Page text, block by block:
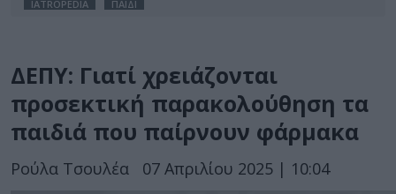
IATROPEDIA ΠΑΙΔΙ
ΔΕΠΥ: Γιατί χρειάζονται
προσεκτική παρακολούθηση τα
παιδιά που παίρνουν φάρμακα
Ρούλα Τσουλέα 07 Απριλίου 2025 | 10:04